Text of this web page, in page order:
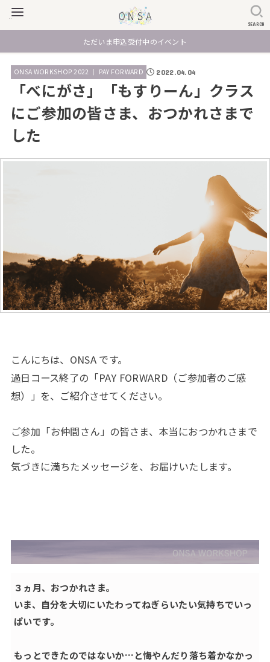
SEARCH
ただいま申込受付中のイベント
ONSA WORKSHOP 2022 ｜ PAY FORWARD 2022.04.04
「べにがさ」「もすりーん」クラス
にご参加の皆さま、おつかれさまで
した
こんにちは、ONSA です。
過日コース終了の「PAY FORWARD（ご参加者のご感
想）」を、ご紹介させてください。
ご参加「お仲間さん」の皆さま、本当におつかれさまで
した。
気づきに満ちたメッセージを、お届けいたします。
３ヵ月、おつかれさま。
いま、自分を大切にいたわってねぎらいたい気持ちでいっ
ぱいです。
もっとできたのではないか…と悔やんだり落ち着かなかっ